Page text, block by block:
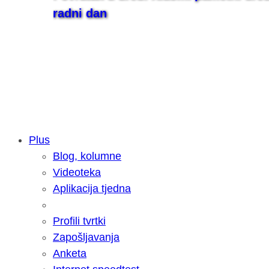
radni dan
Samsung otkrio kako je nastajala
razvoja donijelo tanje i izdržljivije
Plus
Blog, kolumne
Videoteka
Aplikacija tjedna
Profili tvrtki
Zapošljavanja
Anketa